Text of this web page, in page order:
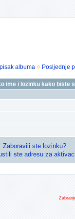
albuma
Posljednje
ime i lozinku kako biste
Zaboravili ste lozinku?
ste adresu za